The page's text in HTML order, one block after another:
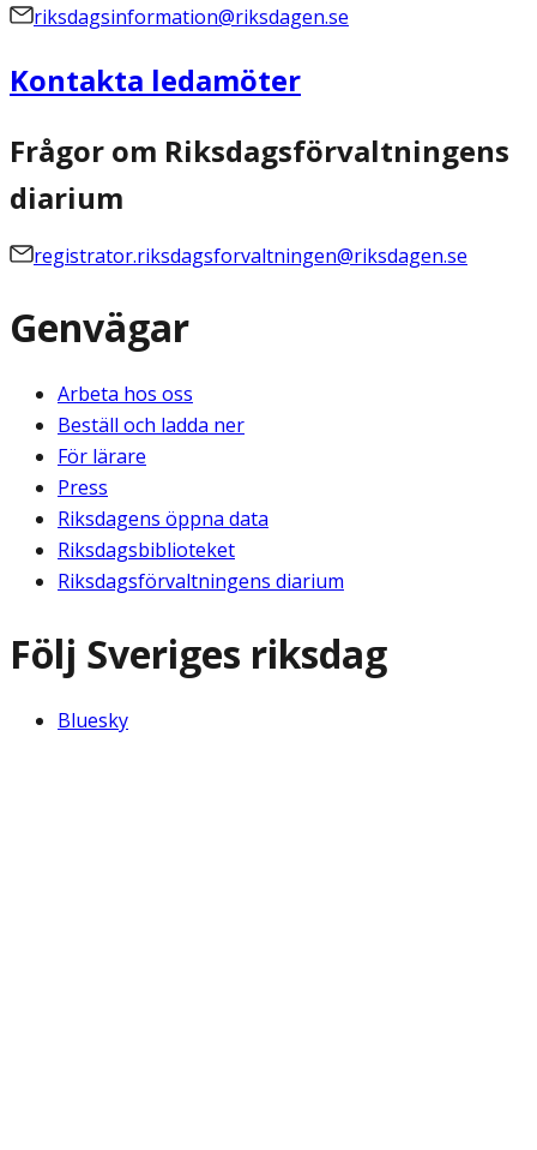
riksdagsinformation@riksdagen.se
Kontakta ledamöter
Frågor om Riksdagsförvaltningens
diarium
registrator.riksdagsforvaltningen@riksdagen.se
Genvägar
Arbeta hos oss
Beställ och ladda ner
För lärare
Press
Riksdagens öppna data
Riksdagsbiblioteket
Riksdagsförvaltningens diarium
Följ Sveriges riksdag
Bluesky